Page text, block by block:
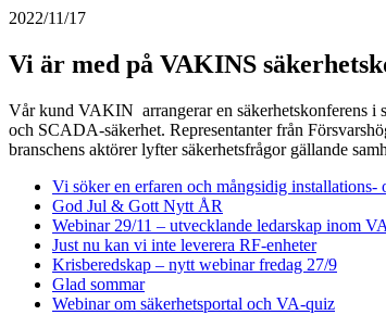
2022/11/17
Vi är med på VAKINS
Vår kund VAKIN arrangerar en säkerhetskonferens i
och SCADA-säkerhet. Representanter från
branschens aktörer lyfter säkerhetsfrågor gällande
Vi söker en erfaren och mångsidig
God Jul & Gott Nytt ÅR
Webinar 29/11 – utvecklande ledarskap inom VA
Just nu kan vi inte leverera RF-enheter
Krisberedskap – nytt webinar fredag 27/9
Glad sommar
Webinar om säkerhetsportal och VA-quiz